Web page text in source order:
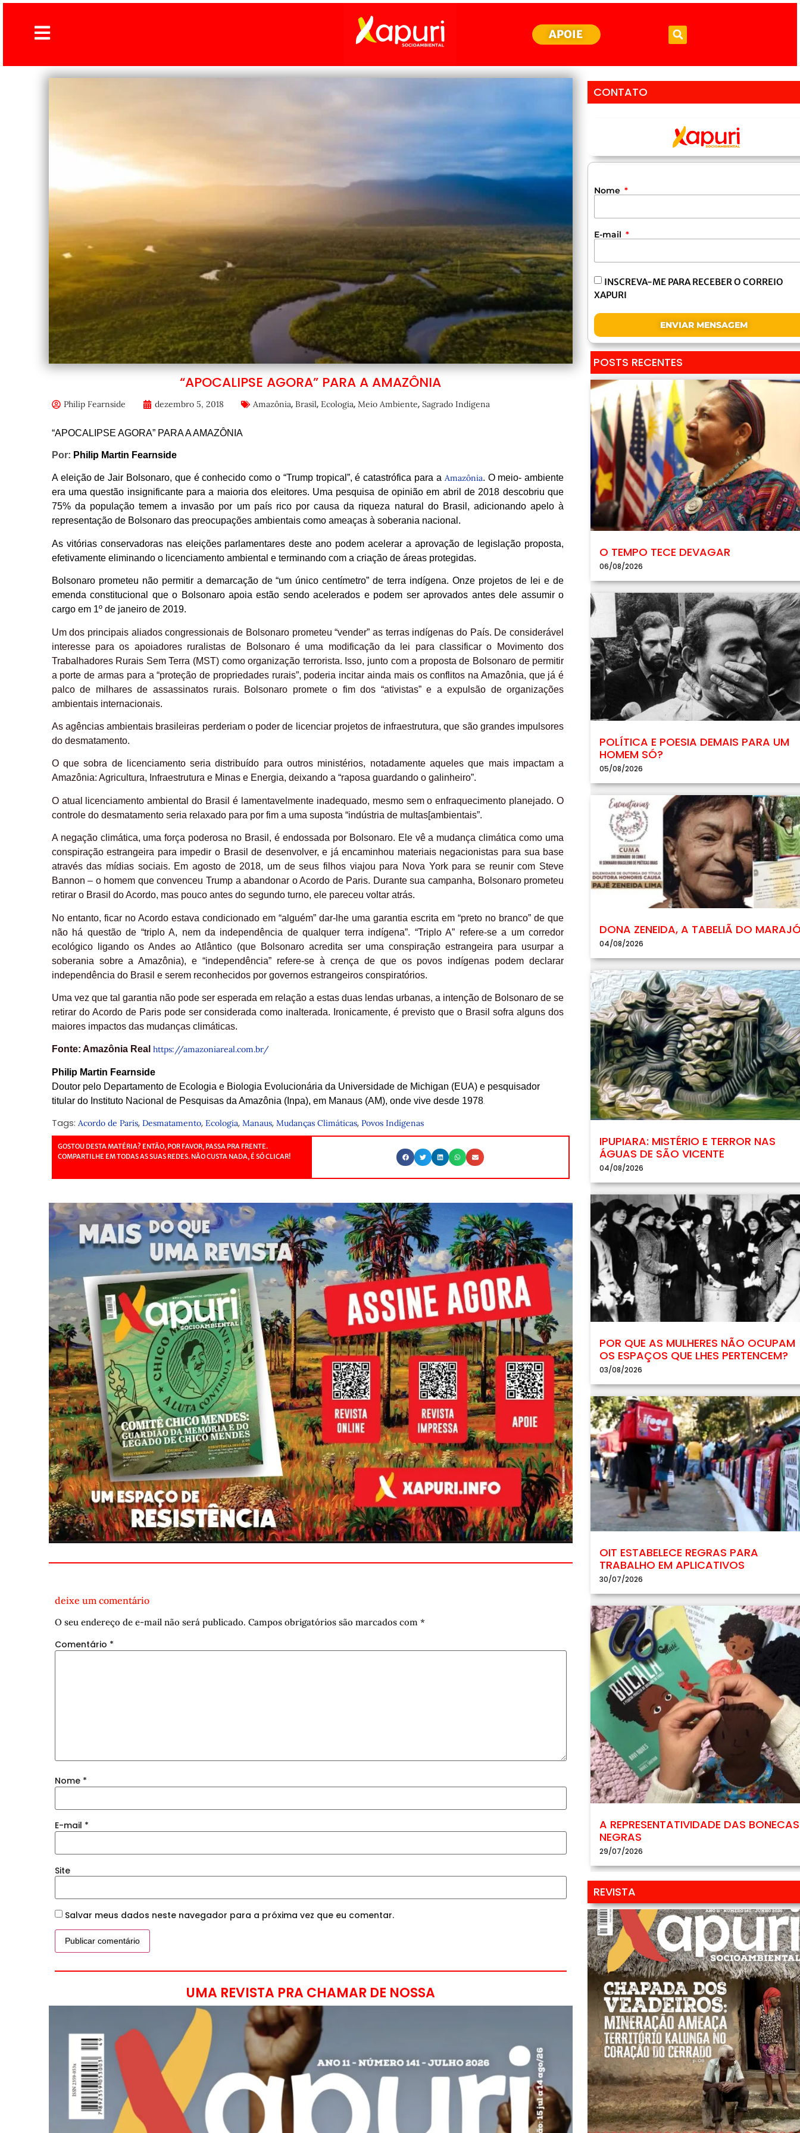
APOIE
“APOCALIPSE AGORA” PARA A AMAZÔNIA
Philip Fearnside dezembro 5, 2018 Amazônia, Brasil, Ecologia, Meio Ambiente, Sagrado Indígena
“APOCALIPSE AGORA” PARA A AMAZÔNIA
Por: Phil ip Martin Fearnside
A eleição de Jair Bolsonaro, que é conhecido como o “Trump tropical”, é catastrófica para a Amazônia. O meio- ambiente
era uma questão insignificante para a maioria dos eleitores. Uma pesquisa de opinião em abril de 2018 descobriu que
75% da população temem a invasão por um país rico por causa da riqueza natural do Brasil, adicionando apelo à
representação de Bolsonaro das preocupações ambientais como ameaças à soberania nacional.
As vitórias conservadoras nas eleições parlamentares deste ano podem acelerar a aprovação de legislação proposta,
efetivamente eliminando o licenciamento ambiental e terminando com a criação de áreas protegidas.
Bolsonaro prometeu não permitir a demarcação de “um único centímetro” de terra indígena. Onze projetos de lei e de
emenda constitucional que o Bolsonaro apoia estão sendo acelerados e podem ser aprovados antes dele assumir o
cargo em 1º de janeiro de 2019.
Um dos principais aliados congressionais de Bolsonaro prometeu “vender” as terras indígenas do País. De considerável
interesse para os apoiadores ruralistas de Bolsonaro é uma modificação da lei para classificar o Movimento dos
Trabalhadores Rurais Sem Terra (MST) como organização terrorista. Isso, junto com a proposta de Bolsonaro de permitir
a porte de armas para a “proteção de propriedades rurais”, poderia incitar ainda mais os conflitos na Amazônia, que já é
palco de milhares de assassinatos rurais. Bolsonaro promete o fim dos “ativistas” e a expulsão de organizações
ambientais internacionais.
As agências ambientais brasileiras perderiam o poder de licenciar projetos de infraestrutura, que são grandes impulsores
do desmatamento.
O que sobra de licenciamento seria distribuído para outros ministérios, notadamente aqueles que mais impactam a
Amazônia: Agricultura, Infraestrutura e Minas e Energia, deixando a “raposa guardando o galinheiro”.
O atual licenciamento ambiental do Brasil é lamentavelmente inadequado, mesmo sem o enfraquecimento planejado. O
controle do desmatamento seria relaxado para por fim a uma suposta “indústria de multas[ambientais”.
A negação climática, uma força poderosa no Brasil, é endossada por Bolsonaro. Ele vê a mudança climática como uma
conspiração estrangeira para impedir o Brasil de desenvolver, e já encaminhou materiais negacionistas para sua base
através das mídias sociais. Em agosto de 2018, um de seus filhos viajou para Nova York para se reunir com Steve
Bannon – o homem que convenceu Trump a abandonar o Acordo de Paris. Durante sua campanha, Bolsonaro prometeu
retirar o Brasil do Acordo, mas pouco antes do segundo turno, ele pareceu voltar atrás.
No entanto, ficar no Acordo estava condicionado em “alguém” dar-lhe uma garantia escrita em “preto no branco” de que
não há questão de “triplo A, nem da independência de qualquer terra indígena”. “Triplo A” refere-se a um corredor
ecológico ligando os Andes ao Atlântico (que Bolsonaro acredita ser uma conspiração estrangeira para usurpar a
soberania sobre a Amazônia), e “independência” refere-se à crença de que os povos indígenas podem declarar
independência do Brasil e serem reconhecidos por governos estrangeiros conspiratórios.
Uma vez que tal garantia não pode ser esperada em relação a estas duas lendas urbanas, a intenção de Bolsonaro de se
retirar do Acordo de Paris pode ser considerada como inalterada. Ironicamente, é previsto que o Brasil sofra alguns dos
maiores impactos das mudanças climáticas.
Fonte: Amazônia Real https://amazoniareal.com.br/
Philip Martin Fearnside
Doutor pelo Departamento de Ecologia e Biologia Evolucionária da Universidade de Michigan (EUA) e pesquisador
titular do Instituto Nacional de Pesquisas da Amazônia (Inpa), em Manaus (AM), onde vive desde 1978.
Tags: Acordo de Paris, Desmatamento, Ecologia, Manaus, Mudanças Climáticas, Povos Indígenas
GOSTOU DESTA MATÉRIA? ENTÃO, POR FAVOR, PASSA PRA FRENTE.
COMPARTILHE EM TODAS AS SUAS REDES. NÃO CUSTA NADA, É SÓ CLICAR!
deixe um comentário
O seu endereço de e-mail não será publicado. Campos obrigatórios são marcados com *
Comentário *
Nome *
E-mail *
Site
Salvar meus dados neste navegador para a próxima vez que eu comentar.
UMA REVISTA PRA CHAMAR DE NOSSA
CONTATO
Nome
E-mail
INSCREVA-ME PARA RECEBER O CORREIO
XAPURI
ENVIAR MENSAGEM
POSTS RECENTES
O TEMPO TECE DEVAGAR
06/08/2026
POLÍTICA E POESIA DEMAIS PARA UM
HOMEM SÓ?
05/08/2026
DONA ZENEIDA, A TABELIÃ DO
04/08/2026
IPUPIARA: MISTÉRIO E TERROR NAS
ÁGUAS DE SÃO VICENTE
04/08/2026
POR QUE AS MULHERES NÃO OCUPAM
OS ESPAÇOS QUE LHES PERTENCEM?
03/08/2026
OIT ESTABELECE REGRAS PARA
TRABALHO EM APLICATIVOS
30/07/2026
A REPRESENTATIVIDADE DAS BONECAS
NEGRAS
29/07/2026
REVISTA